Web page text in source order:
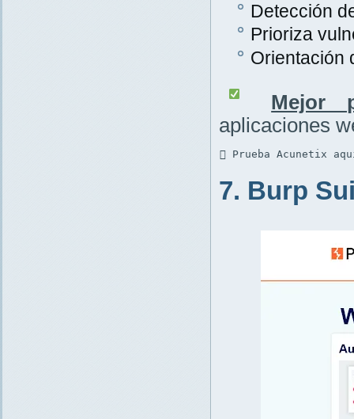
Detección
Prioriza
Orientación
Mejor
aplicaciones
 Prueba Acunetix
7. Burp